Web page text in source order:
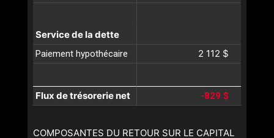
Service de la dette
Paiement hypothécaire 2 112 $
Flux de trésorerie net -829 $
COMPOSANTES DU RETOUR SUR LE CAPITAL